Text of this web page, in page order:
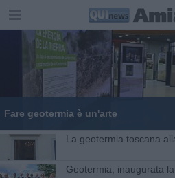
Fare geotermia è un'arte
La geotermia toscana
Geotermia, inaugurata